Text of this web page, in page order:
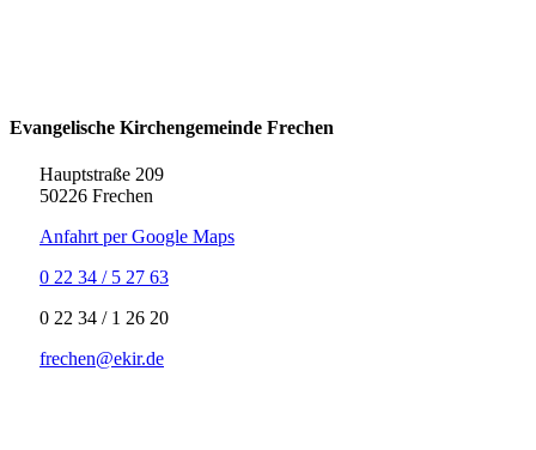
Evangelische Kirchengemeinde Frechen
Hauptstraße 209
50226 Frechen
Anfahrt per Google Maps
0 22 34 / 5 27 63
‍0 22 34 / ‍1 26 20
frechen@ekir.de